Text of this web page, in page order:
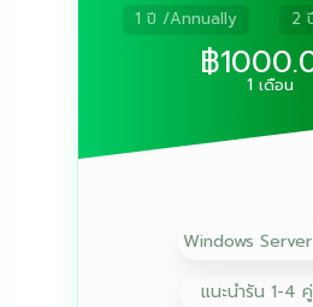
1 ปี /Annually
2
฿ 1 เดือน
Windows
แนะนำรัน 1-4